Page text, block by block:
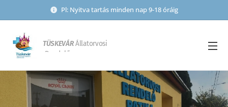
Pl: Nyitva tartás minden nap 9-18 óráig
TÜSKEVÁRÁllatorvosi
Rendelő